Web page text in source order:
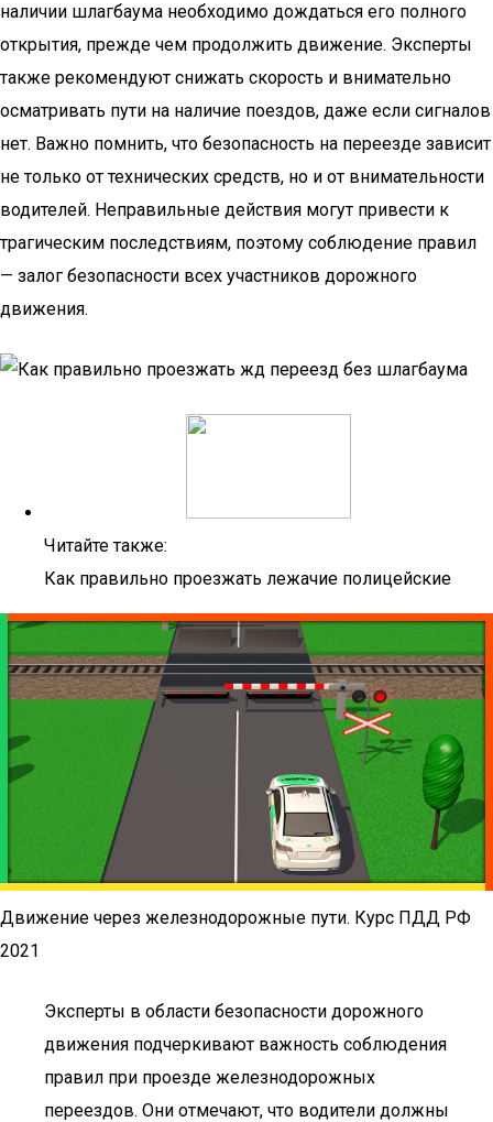
наличии шлагбаума необходимо дождаться его полного
открытия, прежде чем продолжить движение. Эксперты
также рекомендуют снижать скорость и внимательно
осматривать пути на наличие поездов, даже если сигналов
нет. Важно помнить, что безопасность на переезде зависит
не только от технических средств, но и от внимательности
водителей. Неправильные действия могут привести к
трагическим последствиям, поэтому соблюдение правил
— залог безопасности всех участников дорожного
движения.
Читайте также:
Как правильно проезжать лежачие полицейские
Движение через железнодорожные пути. Курс ПДД РФ
2021
Эксперты в области безопасности дорожного
движения подчеркивают важность соблюдения
правил при проезде железнодорожных
переездов. Они отмечают, что водители должны